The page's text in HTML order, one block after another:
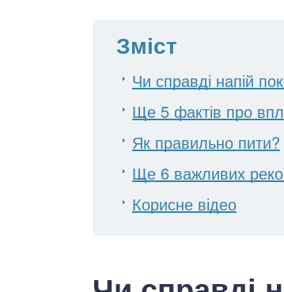
Зміст
Чи справді напій
Ще 5 фактів про
Як правильно пити?
Ще 6 важливих
Корисне відео